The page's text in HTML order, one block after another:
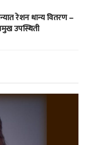
रेशन धान्य वितरण –
उपस्थिती